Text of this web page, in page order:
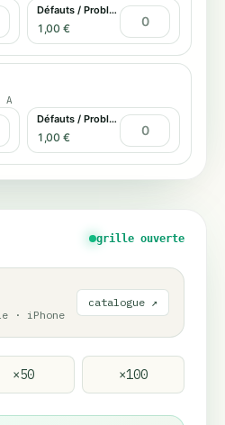
Défauts / Problème tactile
1,00 €
A
Défauts / Problème tactile
1,00 €
grille ouverte
· iPhone
catalogue ↗
×50 ×100